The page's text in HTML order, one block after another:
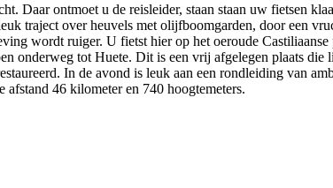
Daar ontmoet u de reisleider, staan staan uw fietsen
traject over heuvels met olijfboomgarden, door een
wordt ruiger. U fietst hier op het oeroude
onderweg tot Huete. Dit is een vrij afgelegen plaats die
In de avond is leuk aan een rondleiding van
46 kilometer en 740 hoogtemeters.